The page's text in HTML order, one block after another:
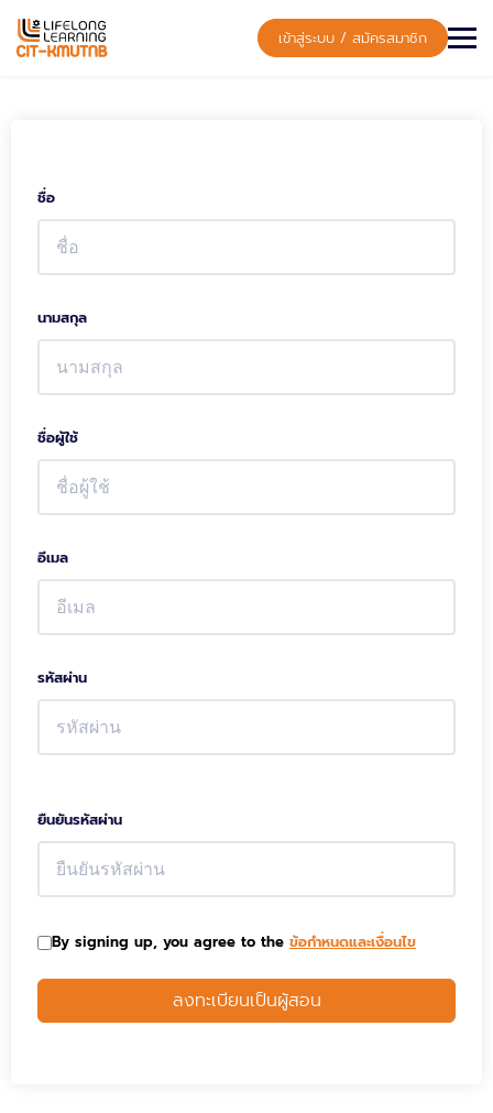
content
เข้าสู่ระบบ / สมัครสมาชิก
ชื่อ
นามสกุล
ชื่อผู้ใช้
อีเมล
รหัสผ่าน
ยืนยันรหัสผ่าน
By signing up, you agree to the ข้อกำหนดและเงื่อนไข
ลงทะเบียนเป็นผู้สอน